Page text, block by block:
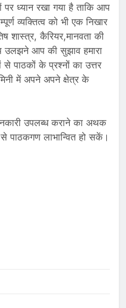
पर ध्यान रखा गया है ताकि आप
व्यक्तित्व को भी एक निखार
शास्त्र, कैरियर,मानवता की
आप की सुझाव हमारा
पाठकों के प्रश्नों का उत्तर
में अपने अपने क्षेत्र के
उपलब्ध कराने का अथक
पाठकगण लाभान्वित हो सकें।